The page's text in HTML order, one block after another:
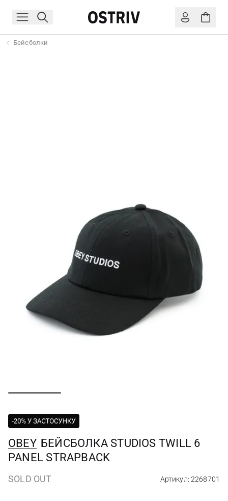
Бейсболки
OBEY БЕЙСБОЛКА STUDIOS TWILL 6
PANEL STRAPBACK
SOLD OUT Артикул: 2268701